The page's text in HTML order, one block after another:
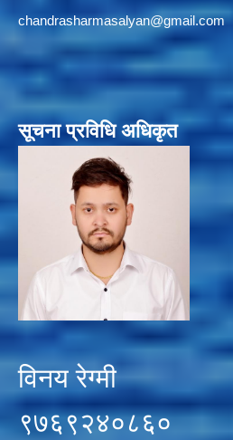
chandrasharmasalyan@gmail.com
सूचना प्रविधि अधिकृत
विनय रेग्मी
९७६९२४०८६०